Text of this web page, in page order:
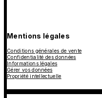
Mentions légales
Conditions générales de vente
Confidentialité des données
Informations légales
Gérer vos données
Propriété intellectuelle